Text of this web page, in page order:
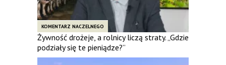
KOMENTARZ NACZELNEGO
Żywność drożeje, a rolnicy liczą straty. „Gdzie
podziały się te pieniądze?”